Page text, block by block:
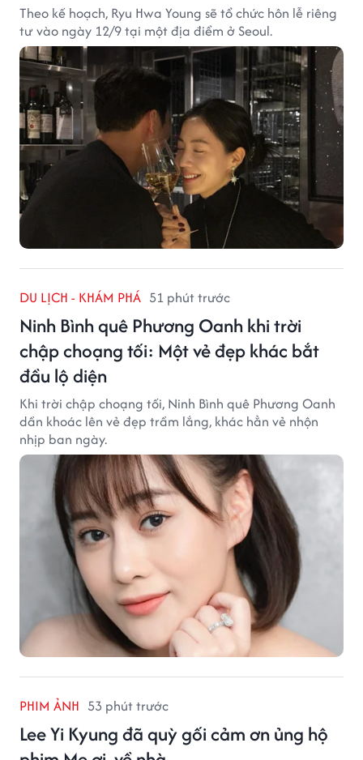
Theo kế hoạch, Ryu Hwa Young sẽ tổ chức hôn lễ riêng
tư vào ngày 12/9 tại một địa điểm ở Seoul.
DU LỊCH - KHÁM PHÁ 51 phút trước
Ninh Bình quê Phương Oanh khi trời
chập choạng tối: Một vẻ đẹp khác bắt
đầu lộ diện
Khi trời chập choạng tối, Ninh Bình quê Phương Oanh
dần khoác lên vẻ đẹp trầm lắng, khác hẳn vẻ nhộn
nhịp ban ngày.
PHIM ẢNH 53 phút trước
Lee Yi Kyung đã quỳ gối cảm ơn ủng hộ